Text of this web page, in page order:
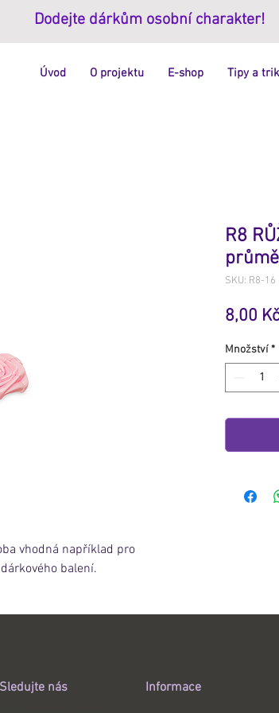
Dodejte dárkům osobní charakter!
Úvod O projektu E-shop Tipy a
vhodná například pro
balení.
R8
SKU: R8-16
8,00 Kč
Množství *
Sledujte nás Informace